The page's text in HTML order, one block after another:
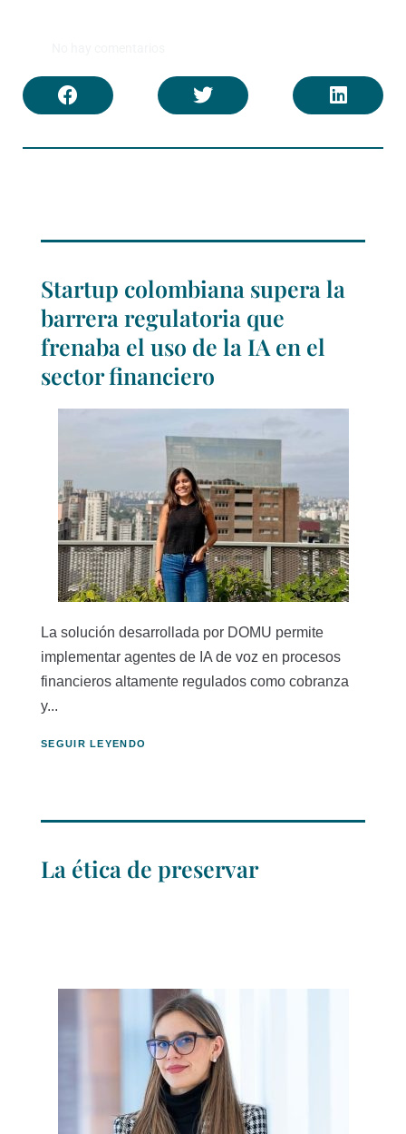
Startup colombiana supera la
barrera regulatoria que
frenaba el uso de la IA en el
sector financiero
La solución desarrollada por DOMU permite
implementar agentes de IA de voz en procesos
financieros altamente regulados como cobranza
y...
SEGUIR LEYENDO
La ética de preservar